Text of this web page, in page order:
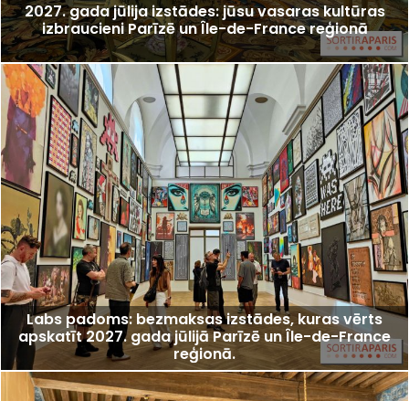
2027. gada jūlija izstādes: jūsu vasaras kultūras
izbraucieni Parīzē un Île-de-France reģionā
Labs padoms: bezmaksas izstādes, kuras vērts
apskatīt 2027. gada jūlijā Parīzē un Île-de-France
reģionā.